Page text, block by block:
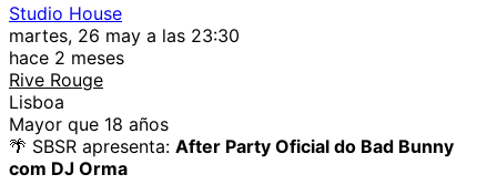
Studio House
martes, 26 may a las 23:30
hace 2 meses
Rive Rouge
Lisboa
Mayor que 18 años
🌴 SBSR apresenta: After Party Oficial do Bad Bunny
com DJ Orma